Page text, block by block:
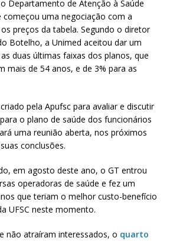
Departamento de Atenção à Saúde
começou uma negociação com a
preços da tabela. Segundo o diretor
Botelho, a Unimed aceitou dar um
duas últimas faixas dos planos, que
mais de 54 anos, e de 3% para as
pela Apufsc para avaliar e discutir
o plano de saúde dos funcionários
uma reunião aberta, nos próximos
conclusões.
em agosto deste ano, o GT entrou
operadoras de saúde e fez um
que teriam o melhor custo-benefício
UFSC neste momento.
não atraíram interessados, o quarto